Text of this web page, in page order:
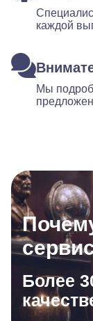
каждой
Мы
Более